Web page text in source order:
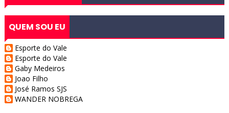
QUEM SOU EU
Esporte do Vale
Esporte do Vale
Gaby Medeiros
Joao Filho
José Ramos SJS
WANDER NOBREGA